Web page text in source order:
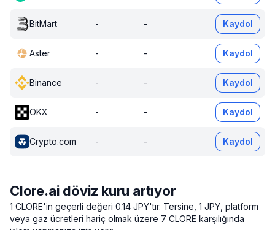
BitMart - - Kaydol
Aster - - Kaydol
Binance - - Kaydol
OKX - - Kaydol
Crypto.com - - Kaydol
Clore.ai döviz kuru artıyor
1 CLORE'in geçerli değeri 0.14 JPY'tır. Tersine, 1 JPY, platform
veya gaz ücretleri hariç olmak üzere 7 CLORE karşılığında